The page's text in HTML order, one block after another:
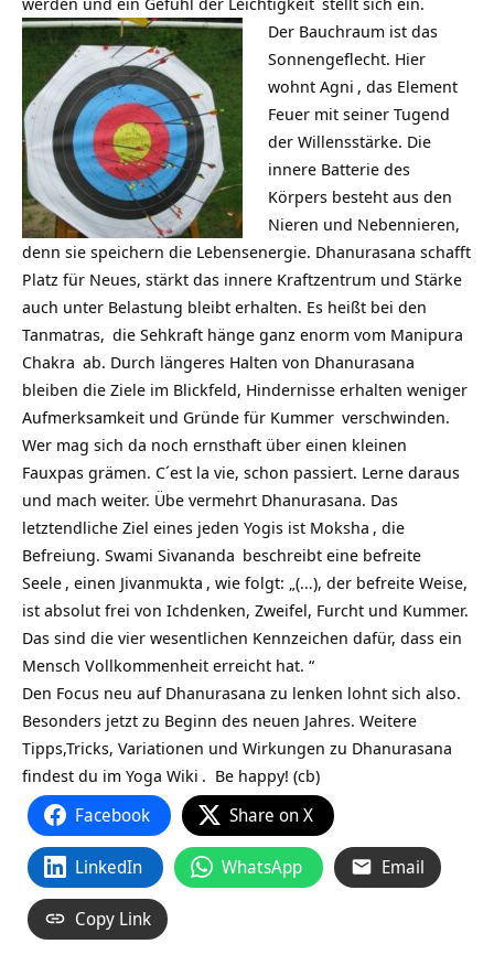
Der Bauchraum ist das
Sonnengeflecht. Hier
wohnt Agni , das Element
Feuer mit seiner Tugend
der Willensstärke. Die
innere Batterie des
Körpers besteht aus den
Nieren und Nebennieren,
denn sie speichern die Lebensenergie. Dhanurasana schafft
Platz für Neues, stärkt das innere Kraftzentrum und Stärke
auch unter Belastung bleibt erhalten. Es heißt bei den
Tanmatras, die Sehkraft hänge ganz enorm vom Manipura
Chakra ab. Durch längeres Halten von Dhanurasana
bleiben die Ziele im Blickfeld, Hindernisse erhalten weniger
Aufmerksamkeit und Gründe für Kummer verschwinden.
Wer mag sich da noch ernsthaft über einen kleinen
Fauxpas grämen. C´est la vie, schon passiert. Lerne daraus
und mach weiter. Übe vermehrt Dhanurasana. Das
letztendliche Ziel eines jeden Yogis ist Moksha , die
Befreiung. Swami Sivananda beschreibt eine befreite
Seele , einen Jivanmukta , wie folgt: „(…), der befreite Weise,
ist absolut frei von Ichdenken, Zweifel, Furcht und Kummer.
Das sind die vier wesentlichen Kennzeichen dafür, dass ein
Mensch Vollkommenheit erreicht hat. “
Den Focus neu auf Dhanurasana zu lenken lohnt sich also.
Besonders jetzt zu Beginn des neuen Jahres. Weitere
Tipps,Tricks, Variationen und Wirkungen zu Dhanurasana
findest du im Yoga Wiki . Be happy! (cb)
Facebook Share on X
LinkedIn WhatsApp Email
Copy Link